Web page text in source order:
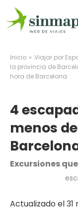
Inicio » Viajar por
la provincia de
hora de Barcelona
4
menos
Excursiones
Actualizado el 31